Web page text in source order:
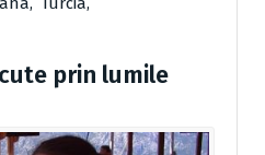
prin lumile